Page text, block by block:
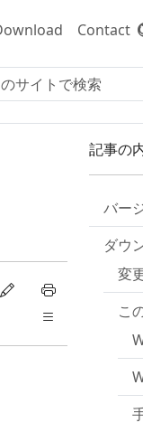
Contact
記事の
バー
ダウ
変
こ